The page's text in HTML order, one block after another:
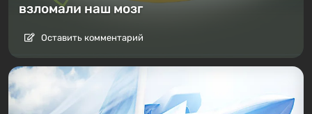
взломали наш мозг
Оставить комментарий